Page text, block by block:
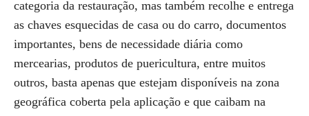
categoria da restauração, mas também recolhe e entrega
as chaves esquecidas de casa ou do carro, documentos
importantes, bens de necessidade diária como
mercearias, produtos de puericultura, entre muitos
outros, basta apenas que estejam disponíveis na zona
geográfica coberta pela aplicação e que caibam na